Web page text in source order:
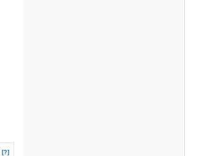
[?]